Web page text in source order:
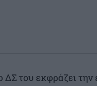
ΔΣ του εκφράζει την